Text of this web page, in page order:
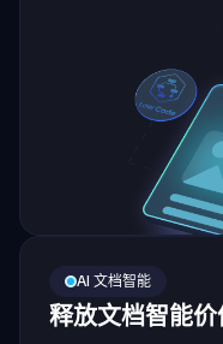
AI 文档智能
释放文档智能价